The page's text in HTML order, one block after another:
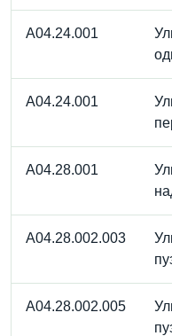
A04.24.001
A04.24.001
A04.28.001
A04.28.002.003
A04.28.002.005